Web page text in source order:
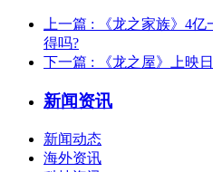
上一篇 : 《龙之家族》4
得吗?
下一篇 : 《龙之屋》上映
新闻资讯
新闻动态
海外资讯